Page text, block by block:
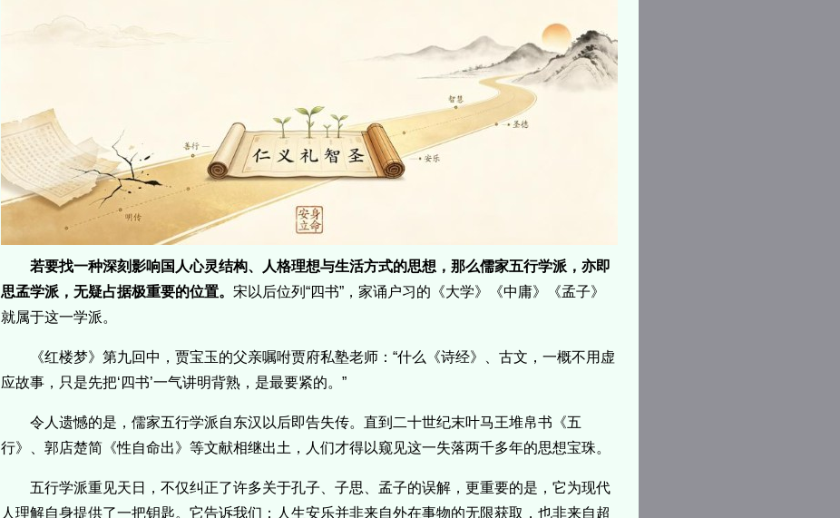
若要找一种深刻影响国人心灵结构、人格理想与生活方式的思想，那么儒家五行学派，亦即
思孟学派，无疑占据极重要的位置。 宋以后位列“四书”，家诵户习的《大学》《中庸》《孟子》
就属于这一学派。
《红楼梦》第九回中，贾宝玉的父亲嘱咐贾府私塾老师：“什么《诗经》、古文，一概不用虚
应故事，只是先把‘四书’一气讲明背熟，是最要紧的。”
令人遗憾的是，儒家五行学派自东汉以后即告失传。直到二十世纪末叶马王堆帛书《五
行》、郭店楚简《性自命出》等文献相继出土，人们才得以窥见这一失落两千多年的思想宝珠。
五行学派重见天日，不仅纠正了许多关于孔子、子思、孟子的误解，更重要的是，它为现代
人理解自身提供了一把钥匙。它告诉我们：人生安乐并非来自外在事物的无限获取，也非来自超